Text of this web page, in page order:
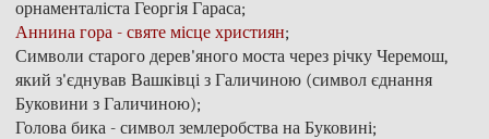
орнаменталіста Георгія Гараса;
Аннина гора - святе місце християн;
Символи старого дерев'яного моста через річку Черемош,
який з'єднував Вашківці з Галичиною (символ єднання
Буковини з Галичиною);
Голова бика - символ землеробства на Буковині;